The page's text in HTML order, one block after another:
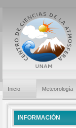
Inicio Meteorología
INFORMACIÓN